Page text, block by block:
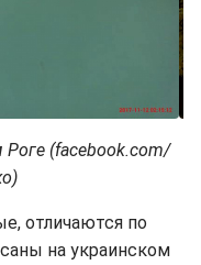
(facebook.com/
отличаются по
на украинском